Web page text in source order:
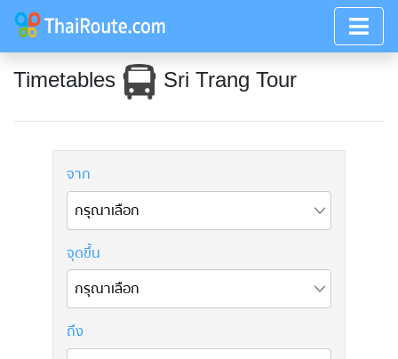
Timetables Sri Trang Tour